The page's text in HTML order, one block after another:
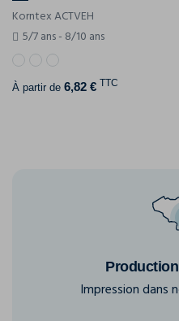
Korntex ACTVEH
5/7 ans - 8/10 ans
À partir de 6,82 € TTC
Impression dans